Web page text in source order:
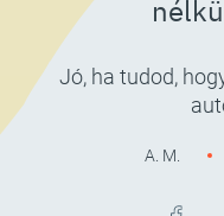
Jó, ha tudod,
A. M.